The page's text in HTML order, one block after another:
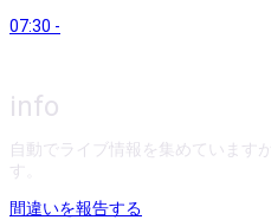
07:30 -
info
自動でライブ情報を集めています
す。
間違いを報告する